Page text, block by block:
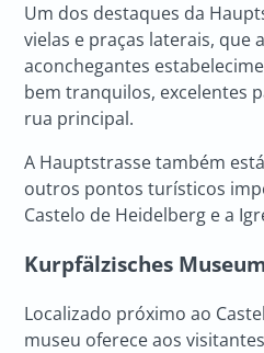
Um dos destaques da
vielas e praças laterais, que
aconchegantes
bem tranquilos, excelentes
rua principal.
A Hauptstrasse também
outros pontos turísticos
Castelo de Heidelberg e a
Kurpfälzisches
Localizado próximo ao
museu oferece aos